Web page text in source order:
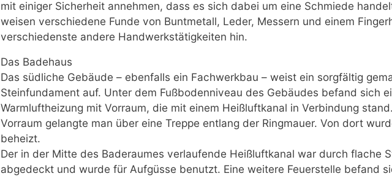
mit einiger Sicherheit annehmen, dass es sich dabei um eine Schmiede
weisen verschiedene Funde von Buntmetall, Leder, Messern und einem
verschiedenste andere Handwerkstätigkeiten hin.
Das Badehaus
Das südliche Gebäude – ebenfalls ein Fachwerkbau – weist ein sorgfältig
Steinfundament auf. Unter dem Fußbodenniveau des Gebäudes befand sich
Warmluftheizung mit Vorraum, die mit einem Heißluftkanal in Verbindung
Vorraum gelangte man über eine Treppe entlang der Ringmauer. Von dort
beheizt.
Der in der Mitte des Baderaumes verlaufende Heißluftkanal war durch flache
abgedeckt und wurde für Aufgüsse benutzt. Eine weitere Feuerstelle befand